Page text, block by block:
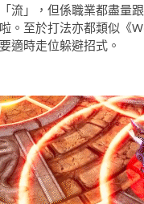
流」，但係職業都盡量
。至於打法亦都類似《
適時走位躲避招式。